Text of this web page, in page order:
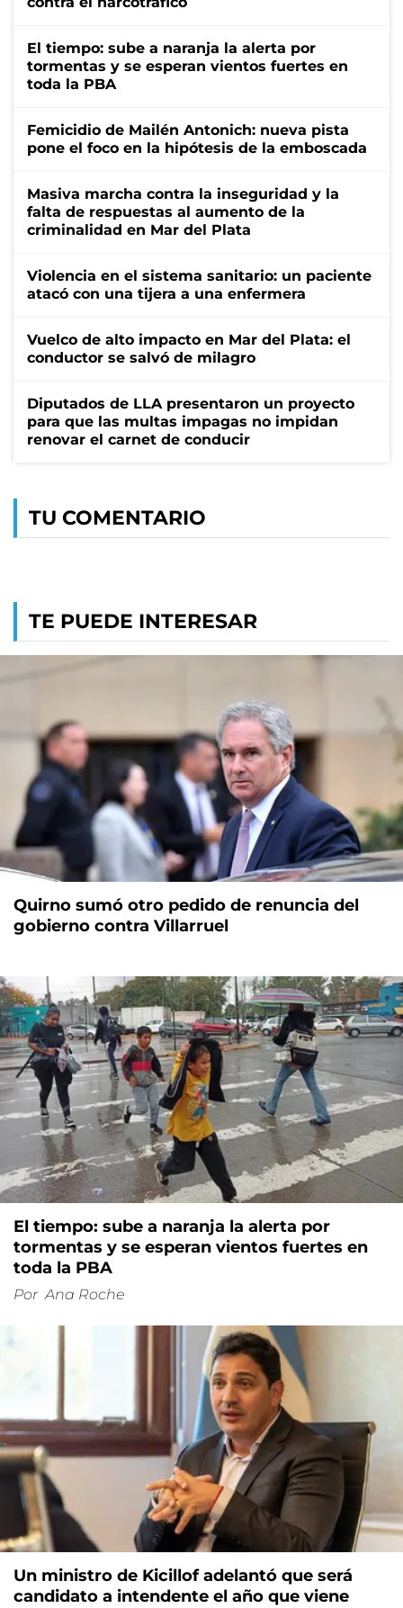
El tiempo: sube a naranja la alerta por
tormentas y se esperan vientos fuertes en
toda la PBA
Femicidio de Mailén Antonich: nueva pista
pone el foco en la hipótesis de la emboscada
Masiva marcha contra la inseguridad y la
falta de respuestas al aumento de la
criminalidad en Mar del Plata
Violencia en el sistema sanitario: un paciente
atacó con una tijera a una enfermera
Vuelco de alto impacto en Mar del Plata: el
conductor se salvó de milagro
Diputados de LLA presentaron un proyecto
para que las multas impagas no impidan
renovar el carnet de conducir
TU COMENTARIO
TE PUEDE INTERESAR
Quirno sumó otro pedido de renuncia del
gobierno contra Villarruel
El tiempo: sube a naranja la alerta por
tormentas y se esperan vientos fuertes en
toda la PBA
Por Ana Roche
Un ministro de Kicillof adelantó que será
candidato a intendente el año que viene